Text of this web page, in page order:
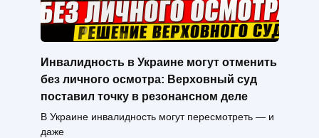
Инвалидность в Украине могут отменить
без личного осмотра: Верховный суд
поставил точку в резонансном деле
В Украине инвалидность могут пересмотреть — и
даже